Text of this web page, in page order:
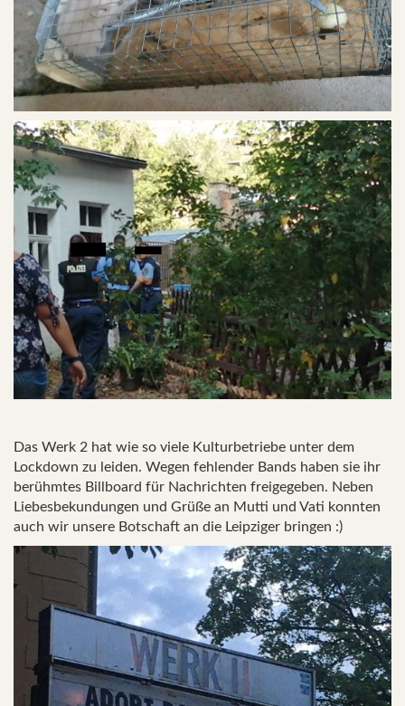
Das Werk 2 hat wie so viele Kulturbetriebe unter dem
Lockdown zu leiden. Wegen fehlender Bands haben sie ihr
berühmtes Billboard für Nachrichten freigegeben. Neben
Liebesbekundungen und Grüße an Mutti und Vati konnten
auch wir unsere Botschaft an die Leipziger bringen :)